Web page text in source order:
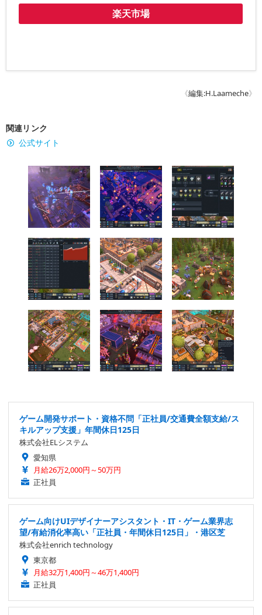
楽天市場
《編集:H.Laameche》
関連リンク
公式サイト
ゲーム開発サポート・資格不問「正社員/交通費全額支給/ス
キルアップ支援」年間休日125日
株式会社ELシステム
愛知県
月給26万2,000円～50万円
正社員
ゲーム向けUIデザイナーアシスタント・IT・ゲーム業界志
望/有給消化率高い「正社員・年間休日125日」・港区芝
株式会社enrich technology
東京都
月給32万1,400円～46万1,400円
正社員